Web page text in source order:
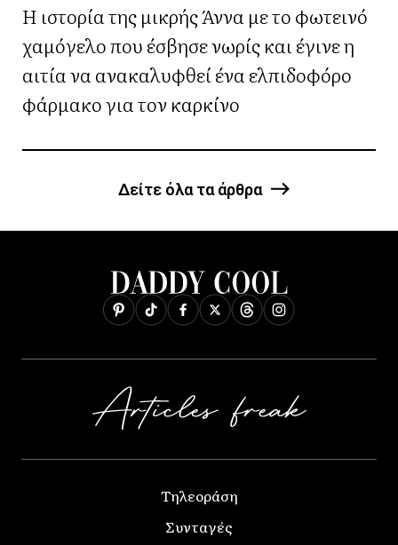
Η ιστορία της μικρής Άννα με το φωτεινό
χαμόγελο που έσβησε νωρίς και έγινε η
αιτία να ανακαλυφθεί ένα ελπιδοφόρο
φάρμακο για τον καρκίνο
Δείτε όλα τα άρθρα
Τηλεοράση
Συνταγές